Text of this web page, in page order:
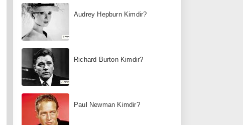
Audrey Hepburn Kimdir?
Richard Burton Kimdir?
Paul Newman Kimdir?